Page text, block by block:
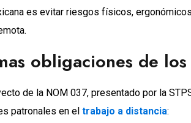
es evitar riesgos físicos,
obligaciones de
de la NOM 037, presentado por la
patronales en el trabajo a distancia: